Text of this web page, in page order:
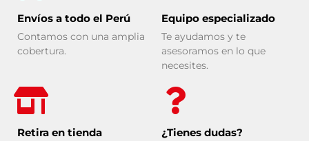
Envíos a todo el Perú
Contamos con una amplia
cobertura.
Equipo especializado
Te ayudamos y te
asesoramos en lo que
necesites.
Retira en tienda ¿Tienes dudas?